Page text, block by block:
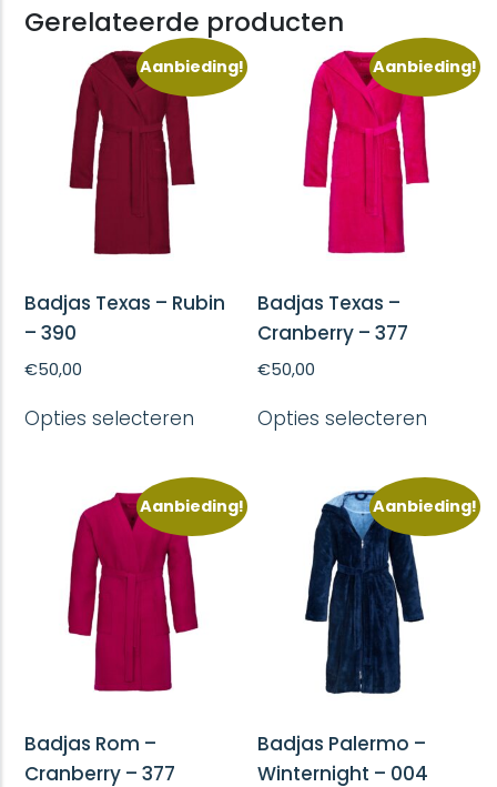
Gerelateerde producten
Aanbieding!
Badjas Texas – Rubin
– 390
€50,00
Opties selecteren product
variaties.
Deze
optie
gekozen
worden
op
productpagina
Aanbieding!
Badjas Texas –
Cranberry – 377
€50,00
Opties selecteren
Deze
optie
Aanbieding!
Badjas Rom –
Cranberry – 377
Aanbieding!
Badjas Palermo –
Winternight – 004